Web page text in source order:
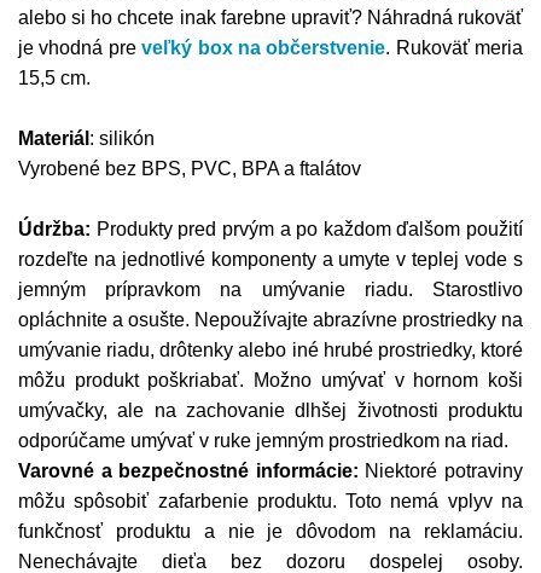
alebo si ho chcete inak farebne upraviť? Náhradná rukoväť
je vhodná preveľký box na občerstvenie. Rukoväť meria
15,5 cm.
Materiál : silikón
Vyrobené bez BPS, PVC, BPA a ftalátov
Údržba: Produkty pred prvým a po každom ďalšom použití
rozdeľte na jednotlivé komponenty a umyte v teplej vode s
jemným prípravkom na umývanie riadu. Starostlivo
opláchnite a osušte. Nepoužívajte abrazívne prostriedky na
umývanie riadu, drôtenky alebo iné hrubé prostriedky, ktoré
môžu produkt poškriabať. Možno umývať v hornom koši
umývačky, ale na zachovanie dlhšej životnosti produktu
odporúčame umývať v ruke jemným prostriedkom na riad.
Varovné a bezpečnostné informácie: Niektoré potraviny
môžu spôsobiť zafarbenie produktu. Toto nemá vplyv na
funkčnosť produktu a nie je dôvodom na reklamáciu.
Nenechávajte dieťa bez dozoru dospelej osoby.